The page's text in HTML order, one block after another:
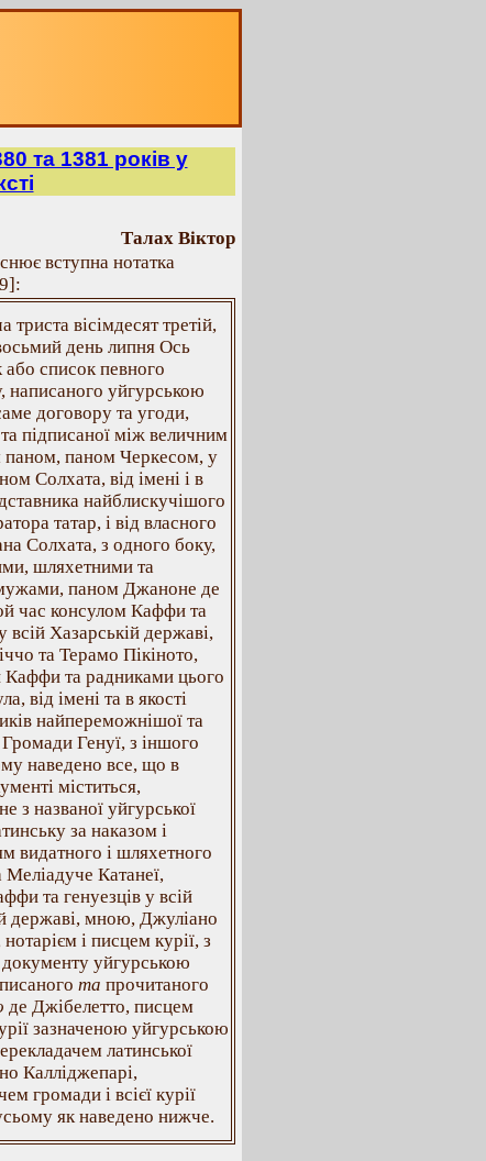
та 1381 років у
Талах Віктор
вступна нотатка
триста вісімдесят третій,
день липня Ось
список певного
написаного уйгурською
договору та угоди,
підписаної між величним
паном, паном Черкесом, у
Солхата, від імені і в
найблискучішого
татар, і від власного
Солхата, з одного боку,
шляхетними та
паном Джаноне де
час консулом Каффи та
всій Хазарській державі,
та Терамо Пікіното,
Каффи та радниками цього
від імені та в якості
найпереможнішої та
Генуї, з іншого
наведено все, що в
міститься,
з названої уйгурської
за наказом і
видатного і шляхетного
Катанеї,
та генуезців у всій
державі, мною, Джуліано
і писцем курії, з
документу уйгурською
та прочитаного
де Джібелетто, писцем
зазначеною уйгурською
латинської
Калліджепарі,
громади і всієї курії
як наведено нижче.